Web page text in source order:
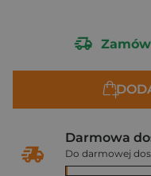
Darmowa
Do darmowej